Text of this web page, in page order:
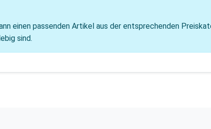
einen passenden Artikel aus der entsprechenden
sind.